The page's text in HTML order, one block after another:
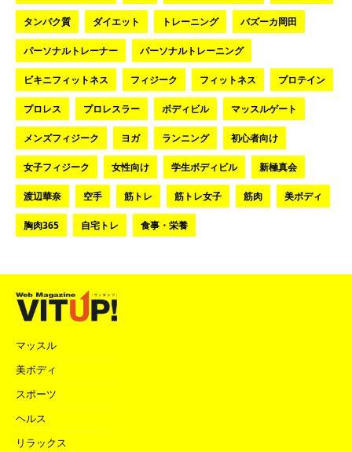
タンパク質 ダイエット トレーニング バズーカ岡田
パーソナルトレーナー パーソナルトレーニング
ビキニフィットネス フィジーク フィットネス プロテイン
プロレス プロレスラー ボディビル マッスルゲート
メンズフィジーク ヨガ ランニング 初心者向け
女子フィジーク 女性向け 学生ボディビル 新極真会
渡辺華奈 空手 筋トレ 筋トレ女子 筋肉 美ボディ
胸肉365 自宅トレ 食事・栄養
マッスル
美ボディ
スポーツ
ヘルス
リラックス